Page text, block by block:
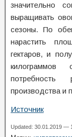
значительно
выращивать
сезоны. По
нарастить
гектаров, и
производства и
Источник
Updated: 30.01.2019 —